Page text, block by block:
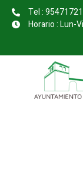
Tel :
Horario : Lun-